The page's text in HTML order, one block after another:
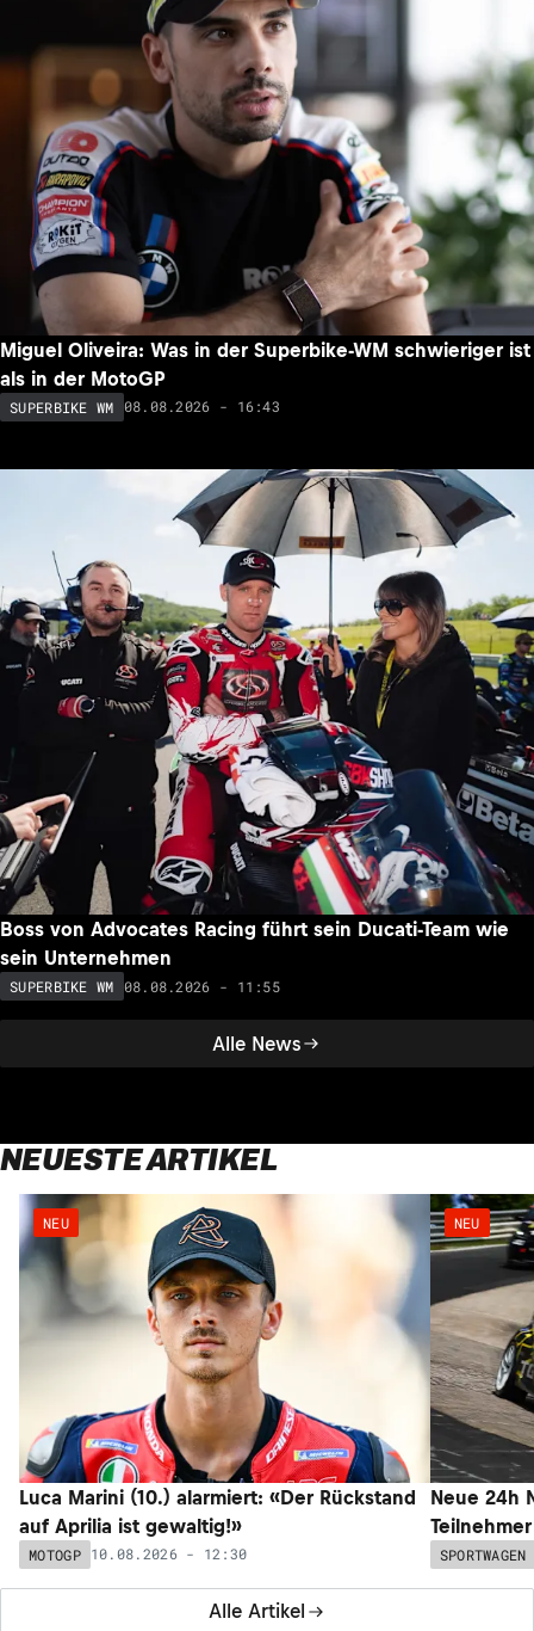
Alle News
Miguel Oliveira: Was in der Superbike-WM schwieriger ist
als in der MotoGP
SUPERBIKE WM 08.08.2026 - 16:43
Boss von Advocates Racing führt sein Ducati-Team wie
sein Unternehmen
SUPERBIKE WM 08.08.2026 - 11:55
NEUESTE ARTIKEL
Alle Artikel
NEU
Luca Marini (10.) alarmiert: «Der Rückstand
auf Aprilia ist gewaltig!»
MOTOGP 10.08.2026 - 12:30
NEU
Neue 24h
SPORTWAGEN